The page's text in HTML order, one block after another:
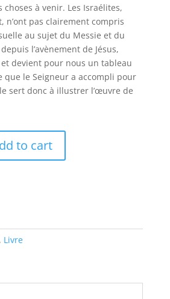
à venir. Les Israélites,
n’ont pas clairement compris
au sujet du Messie et du
l’avènement de Jésus,
et devient pour nous un tableau
que le Seigneur a accompli pour
sert donc à illustrer l’œuvre de
to cart
Livre